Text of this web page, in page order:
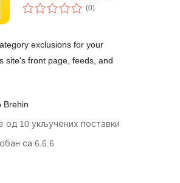
(0укупних
оцена
)
exclusions for your
site's front page, feeds, and
Brehin
од 10 укључених поставки
са 6.6.6